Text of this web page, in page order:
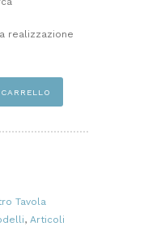
realizzazione
Tavola
, Articoli